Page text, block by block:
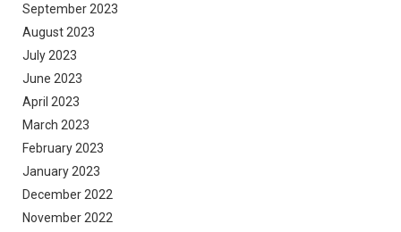
September 2023
August 2023
July 2023
June 2023
April 2023
March 2023
February 2023
January 2023
December 2022
November 2022